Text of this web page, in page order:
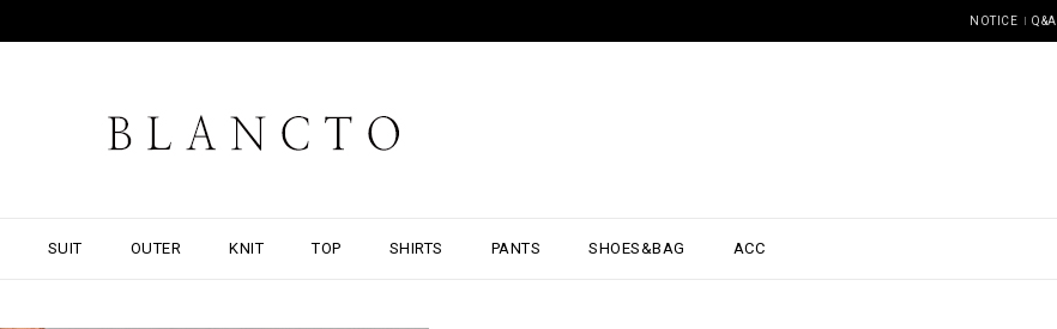
NOTICE Q&A
SUIT OUTER KNIT TOP SHIRTS PANTS SHOES&BAG ACC